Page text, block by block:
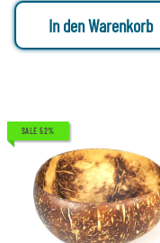
In den Warenkorb
SALE 52%